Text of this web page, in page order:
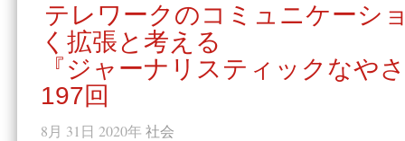
テレワークのコミュニケーシ
く拡張と考える
『ジャーナリスティックなや
197回
8月 31日 2020年 社会